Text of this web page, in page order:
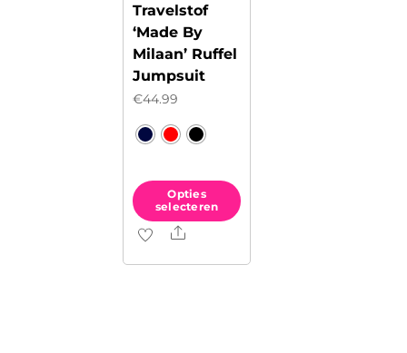
productpagina
Travelstof
‘Made By
Milaan’ Ruffel
Jumpsuit
€44.99
Opties
selecteren
Dit
Share